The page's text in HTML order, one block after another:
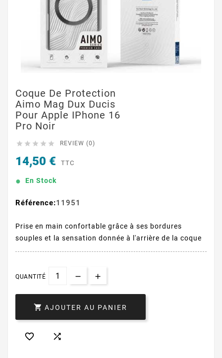
Coque De Protection
Aimo Mag Dux Ducis
Pour Apple IPhone 16
Pro Noir
     REVIEW (0)
14,50 € TTC
En Stock
Référence:11951
Prise en main confortable grâce à ses bordures
souples et la sensation donnée à l'arrière de la coque
QUANTITÉ
 AJOUTER AU PANIER
 